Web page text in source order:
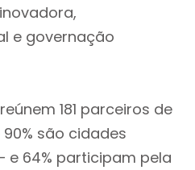
e governação
181 parceiros de
são cidades
e 64% participam pela